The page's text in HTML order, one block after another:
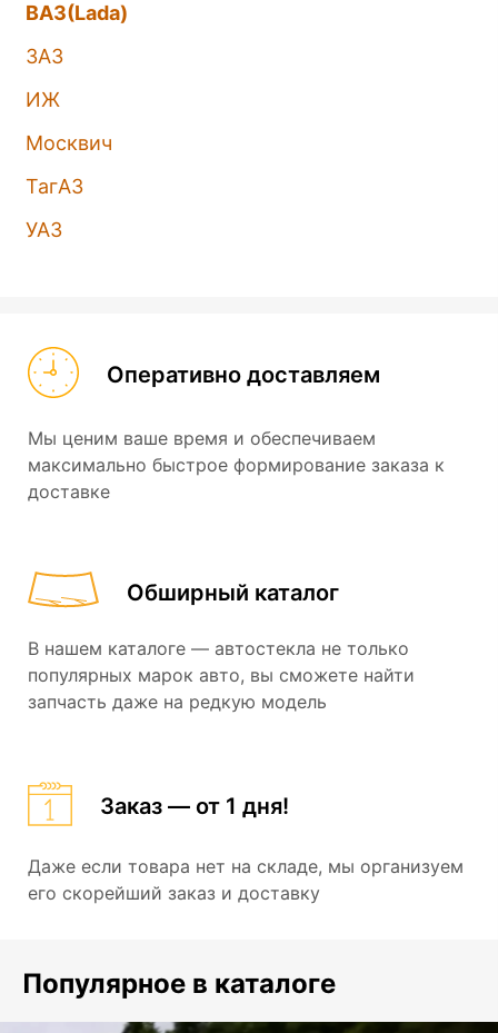
ВАЗ(Lada)
ЗАЗ
ИЖ
Москвич
ТагАЗ
УАЗ
Оперативно доставляем
Мы ценим ваше время и обеспечиваем
максимально быстрое формирование заказа к
доставке
Обширный каталог
В нашем каталоге — автостекла не только
популярных марок авто, вы сможете найти
запчасть даже на редкую модель
Заказ — от 1 дня!
Даже если товара нет на складе, мы организуем
его скорейший заказ и доставку
Популярное в каталоге